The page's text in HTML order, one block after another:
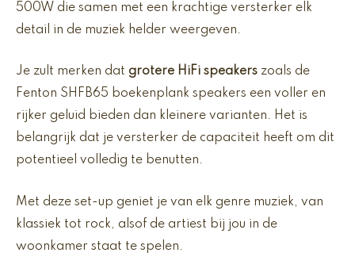
500W die samen met een krachtige versterker elk
detail in de muziek helder weergeven.
Je zult merken dat grotere HiFi speakers zoals de
Fenton SHFB65 boekenplank speakers een voller en
rijker geluid bieden dan kleinere varianten. Het is
belangrijk dat je versterker de capaciteit heeft om dit
potentieel volledig te benutten.
Met deze set-up geniet je van elk genre muziek, van
klassiek tot rock, alsof de artiest bij jou in de
woonkamer staat te spelen.